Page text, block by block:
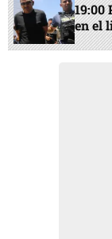
19:00
en el